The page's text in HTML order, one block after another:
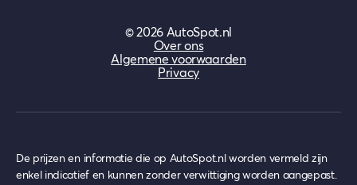
©2026AutoSpot.nl
Over ons
Algemene voorwaarden
Privacy
De prijzen en informatie die op AutoSpot.nl worden vermeld zijn
enkel indicatief en kunnen zonder verwittiging worden aangepast.